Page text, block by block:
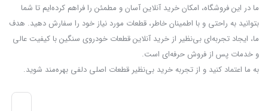
ما در این فروشگاه، امکان خرید آنلاین آسان و مطمئن را فراهم کرده‌ایم تا شما
بتوانید به راحتی و با اطمینان خاطر، قطعات مورد نیاز خود را سفارش دهید. هدف
ما، ایجاد تجربه‌ای بی‌نظیر از خرید آنلاین قطعات خودروی سنگین با کیفیت عالی
و خدمات پس از فروش حرفه‌ای است.
به ما اعتماد کنید و از تجربه‌ خرید بی‌نظیر قطعات اصلی دلفی بهره‌مند شوید.